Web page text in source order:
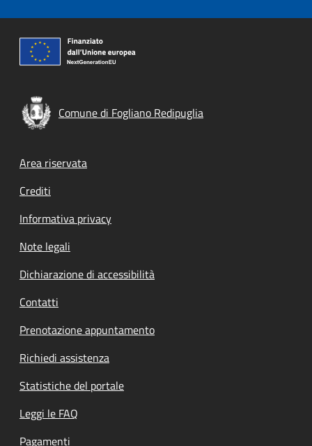
Comune di Fogliano Redipuglia
Footer menu
Area riservata
Crediti
Informativa privacy
Note legali
Dichiarazione di accessibilità
Contatti
Prenotazione appuntamento
Richiedi assistenza
Statistiche del portale
Leggi le FAQ
Pagamenti